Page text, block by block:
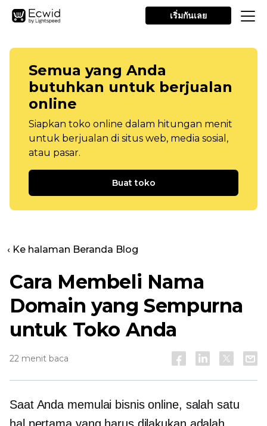
เริ่มกันเลย
Semua yang Anda
butuhkan untuk berjualan
online
Siapkan toko online dalam hitungan menit
untuk berjualan di situs web, media sosial,
atau pasar.
Buat toko
‹ Ke halaman Beranda Blog
Cara Membeli Nama
Domain yang Sempurna
untuk Toko Anda
22 menit baca
Saat Anda memulai bisnis online, salah satu